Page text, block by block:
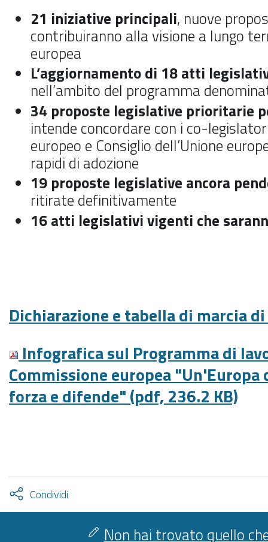
21 iniziative principali, nuove
contribuiranno alla visione a lungo
europea
L’aggiornamento di 18 atti
nell’ambito del programma
34 proposte legislative prioritarie
intende concordare con i co-
europeo e Consiglio dell’Unione
rapidi di adozione
19 proposte legislative ancora
ritirate definitivamente
16 atti legislativi vigenti che
Dichiarazione e tabella di marcia
Infografica sul Programma di
Commissione europea "Un'Europa
forza e difende" (pdf, 236.2 KB)
Condividi
facebook
twitter
Attiva
condividi
Non hai trovato quello